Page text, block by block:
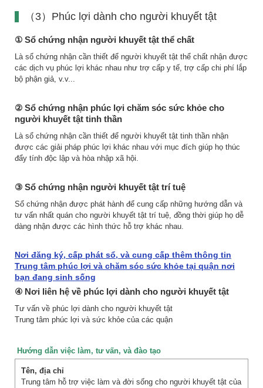
（3）Phúc lợi dành cho người khuyết tật
① Sổ chứng nhận người khuyết tật thể chất
Là sổ chứng nhận cần thiết để người khuyết tật thể chất nhận được
các dịch vụ phúc lợi khác nhau như trợ cấp y tế, trợ cấp chi phí lắp
bộ phận giả, v.v...
② Sổ chứng nhận phúc lợi chăm sóc sức khỏe cho
người khuyết tật tinh thần
Là sổ chứng nhận cần thiết để người khuyết tật tinh thần nhận
được các giải pháp phúc lợi khác nhau với mục đích giúp họ thúc
đẩy tính độc lập và hòa nhập xã hội.
③ Sổ chứng nhận người khuyết tật trí tuệ
Sổ chứng nhận được phát hành để cung cấp những hướng dẫn và
tư vấn nhất quán cho người khuyết tật trí tuệ, đồng thời giúp họ dễ
dàng nhận được các hình thức hỗ trợ khác nhau.
Nơi đăng ký, cấp phát sổ, và cung cấp thêm thông tin
Trung tâm phúc lợi và chăm sóc sức khỏe tại quận nơi
bạn đang sinh sống
④ Nơi liên hệ về phúc lợi dành cho người khuyết tật
Tư vấn về phúc lợi dành cho người khuyết tật
Trung tâm phúc lợi và sức khỏe của các quận
Hướng dẫn việc làm, tư vấn, và đào tạo
Trung tâm hỗ trợ việc làm và đời sống cho người khuyết tật của